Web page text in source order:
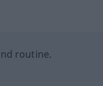
routine.